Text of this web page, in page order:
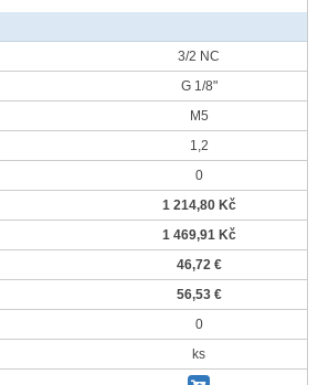
3/2 NC
G 1/8"
M5
1,2
0
1 214,80 Kč
1 469,91 Kč
46,72 €
56,53 €
0
ks